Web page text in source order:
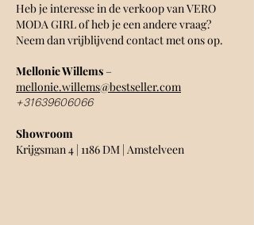
Heb je interesse in deverkoop van VERO
MODA GIRL of heb je een andere vraag?
Neem dan vrijblijvend contact met ons op.
Mellonie Willems –
mellonie.willems@bestseller.com
+31639606066
Showroom
Krijgsman 4 | 1186 DM | Amstelveen